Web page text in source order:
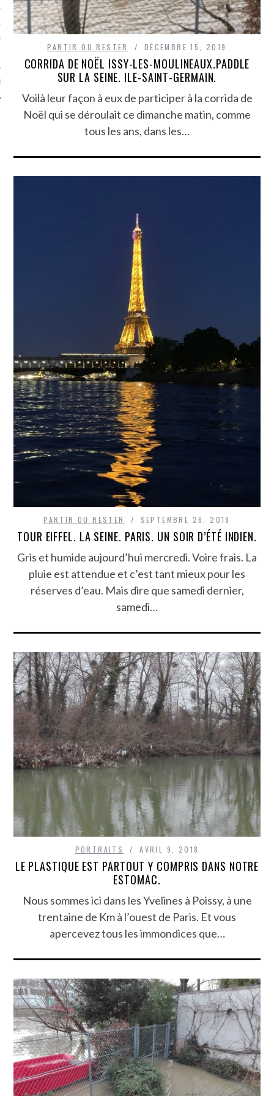
ARCACHON
PARTIR OU RESTER DÉCEMBRE 15, 2019
CORRIDA DE NOËL ISSY-LES-MOULINEAUX.PADDLE
SUR LA SEINE. ILE-SAINT-GERMAIN.
Voilà leur façon à eux de participer à la corrida de
Noël qui se déroulait ce dimanche matin, comme
tous les ans, dans les…
PARTIR OU RESTER SEPTEMBRE 26, 2019
TOUR EIFFEL. LA SEINE. PARIS. UN SOIR D’ÉTÉ INDIEN.
Gris et humide aujourd’hui mercredi. Voire frais. La
pluie est attendue et c’est tant mieux pour les
réserves d’eau. Mais dire que samedi dernier,
samedi…
PORTRAITS AVRIL 9, 2018
LE PLASTIQUE EST PARTOUT Y COMPRIS DANS NOTRE
ESTOMAC.
Nous sommes ici dans les Yvelines à Poissy, à une
trentaine de Km à l’ouest de Paris. Et vous
apercevez tous les immondices que…